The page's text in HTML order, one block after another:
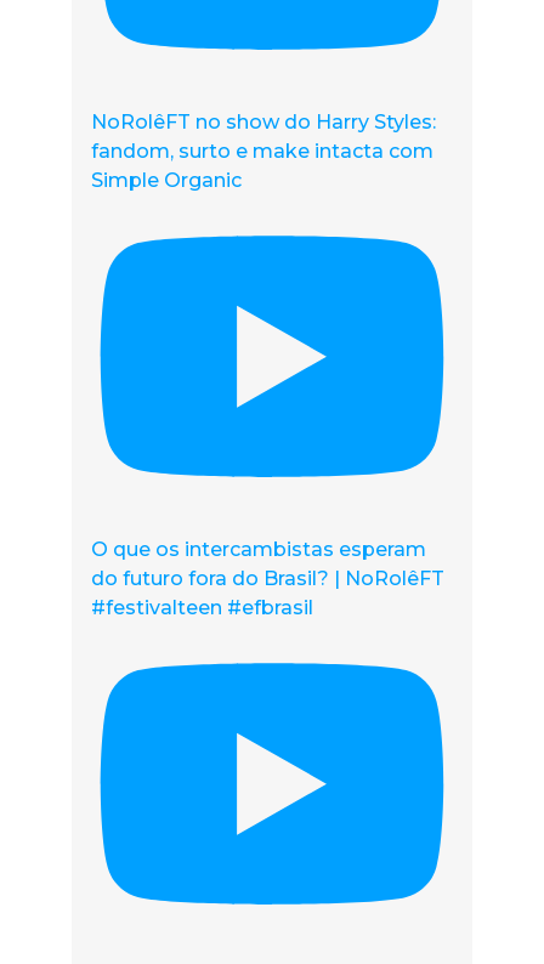
NoRolêFT no show do Harry Styles:
fandom, surto e make intacta com
Simple Organic
O que os intercambistas esperam
do futuro fora do Brasil? | NoRolêFT
#festivalteen #efbrasil